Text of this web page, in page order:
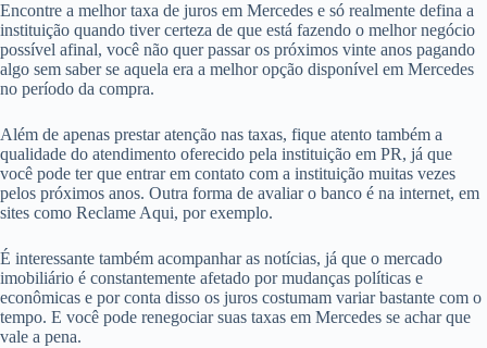
Encontre a melhor taxa de juros em Mercedes e só realmente defina a
instituição quando tiver certeza de que está fazendo o melhor negócio
possível afinal, você não quer passar os próximos vinte anos pagando
algo sem saber se aquela era a melhor opção disponível em Mercedes
no período da compra.
Além de apenas prestar atenção nas taxas, fique atento também a
qualidade do atendimento oferecido pela instituição em PR, já que
você pode ter que entrar em contato com a instituição muitas vezes
pelos próximos anos. Outra forma de avaliar o banco é na internet, em
sites como Reclame Aqui, por exemplo.
É interessante também acompanhar as notícias, já que o mercado
imobiliário é constantemente afetado por mudanças políticas e
econômicas e por conta disso os juros costumam variar bastante com o
tempo. E você pode renegociar suas taxas em Mercedes se achar que
vale a pena.